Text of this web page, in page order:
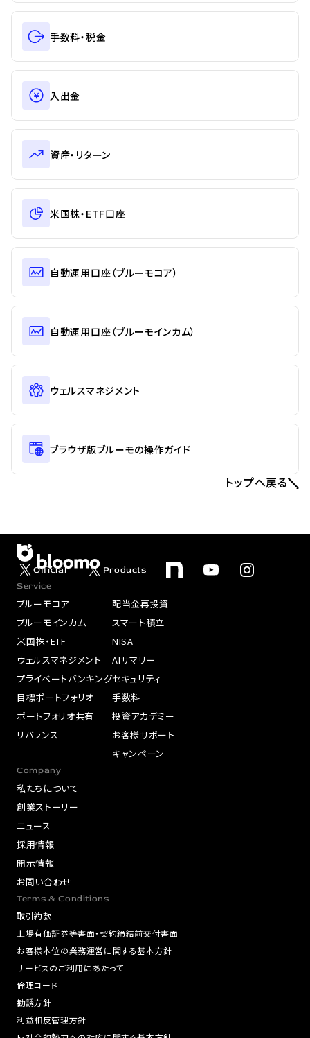
手数料・税金
入出金
資産・リターン
米国株・ETF口座
自動運用口座（ブルーモコア）
自動運用口座（ブルーモインカム）
ウェルスマネジメント
ブラウザ版ブルーモの操作ガイド
トップへ戻る
Official
Products
Service
ブルーモコア
ブルーモインカム
米国株・ETF
ウェルスマネジメント
プライベートバンキング
目標ポートフォリオ
ポートフォリオ共有
リバランス
配当金再投資
スマート積立
NISA
AIサマリー
セキュリティ
手数料
投資アカデミー
お客様サポート
キャンペーン
Company
私たちについて
創業ストーリー
ニュース
採用情報
開示情報
お問い合わせ
Terms & Conditions
取引約款
上場有価証券等書面・契約締結前交付書面
お客様本位の業務運営に関する基本方針
サービスのご利用にあたって
倫理コード
勧誘方針
利益相反管理方針